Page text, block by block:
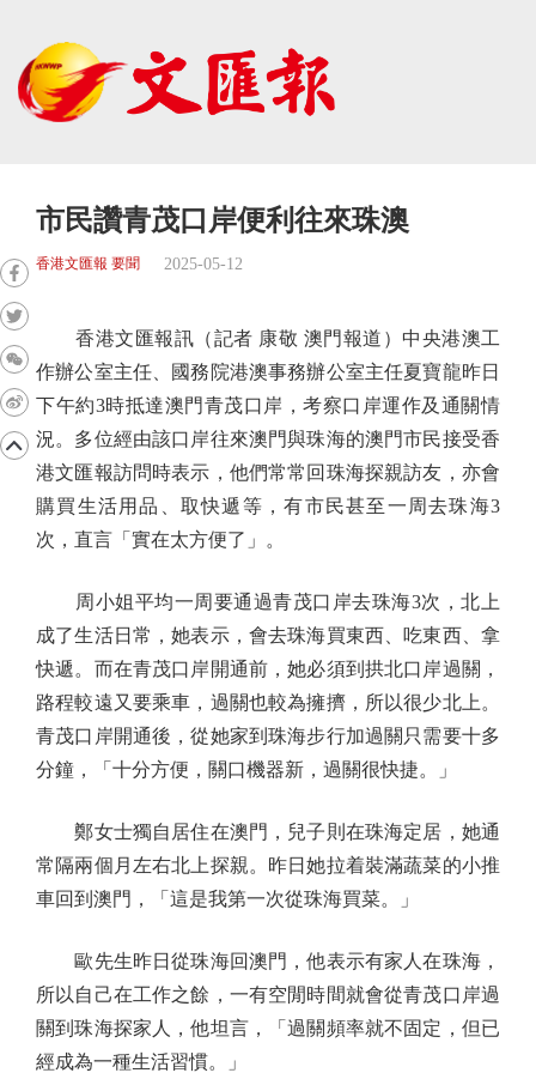
市民讚青茂口岸便利往來珠澳
香港文匯報 要聞 2025-05-12
香港文匯報訊（記者 康敬 澳門報道）中央港澳工
作辦公室主任、國務院港澳事務辦公室主任夏寶龍昨日
下午約3時抵達澳門青茂口岸，考察口岸運作及通關情
況。多位經由該口岸往來澳門與珠海的澳門市民接受香
港文匯報訪問時表示，他們常常回珠海探親訪友，亦會
購買生活用品、取快遞等，有市民甚至一周去珠海3
次，直言「實在太方便了」。
周小姐平均一周要通過青茂口岸去珠海3次，北上
成了生活日常，她表示，會去珠海買東西、吃東西、拿
快遞。而在青茂口岸開通前，她必須到拱北口岸過關，
路程較遠又要乘車，過關也較為擁擠，所以很少北上。
青茂口岸開通後，從她家到珠海步行加過關只需要十多
分鐘，「十分方便，關口機器新，過關很快捷。」
鄭女士獨自居住在澳門，兒子則在珠海定居，她通
常隔兩個月左右北上探親。昨日她拉着裝滿蔬菜的小推
車回到澳門，「這是我第一次從珠海買菜。」
歐先生昨日從珠海回澳門，他表示有家人在珠海，
所以自己在工作之餘，一有空閒時間就會從青茂口岸過
關到珠海探家人，他坦言，「過關頻率就不固定，但已
經成為一種生活習慣。」